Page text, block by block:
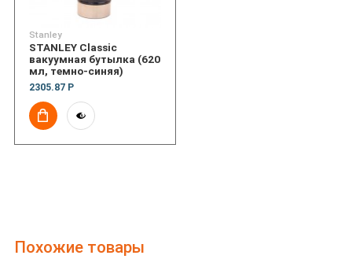
Stanley
STANLEY Classic
вакуумная бутылка (620
мл, темно-синяя)
2305.87 Р
Похожие товары